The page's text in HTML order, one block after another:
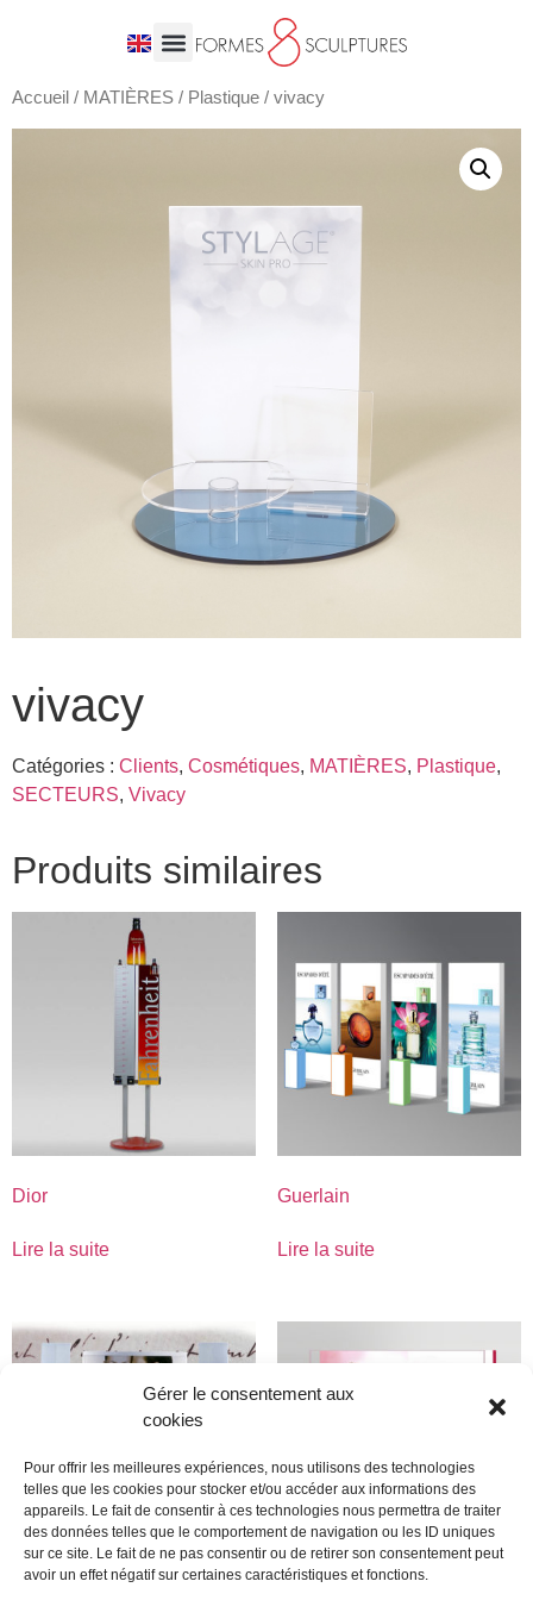
Gérer le consentement aux
cookies
Pour offrir les meilleures expériences, nous utilisons des technologies
telles que les cookies pour stocker et/ou accéder aux informations des
appareils. Le fait de consentir à ces technologies nous permettra de traiter
des données telles que le comportement de navigation ou les ID uniques
sur ce site. Le fait de ne pas consentir ou de retirer son consentement peut
avoir un effet négatif sur certaines caractéristiques et fonctions.
Accueil / MATIÈRES / Plastique / vivacy
vivacy
Catégories : Clients, Cosmétiques, MATIÈRES, Plastique,
SECTEURS, Vivacy
Produits similaires
Dior
Lire la suite
Guerlain
Lire la suite